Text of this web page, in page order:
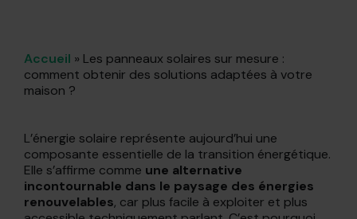
Accueil » Les panneaux solaires sur mesure :
comment obtenir des solutions adaptées à votre
maison ?
L’énergie solaire représente aujourd’hui une
composante essentielle de la transition énergétique.
Elle s’affirme comme une alternative
incontournable dans le paysage des énergies
renouvelables, car plus facile à exploiter et plus